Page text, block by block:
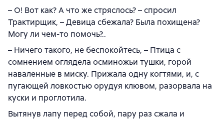
– О! Вот как? А что же стряслось? – спросил
Трактирщик, – Девица сбежала? Была похищена?
Могу ли чем-то помочь?..
– Ничего такого, не беспокойтесь, – Птица с
сомнением оглядела осминожьи тушки, горой
наваленные в миску. Прижала одну когтями, и, с
пугающей ловкостью орудуя клювом, разорвала на
куски и проглотила.
Вытянув лапу перед собой, пару раз сжала и